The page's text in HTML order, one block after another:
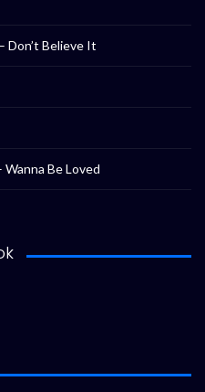
Don’t Believe It
Be Loved